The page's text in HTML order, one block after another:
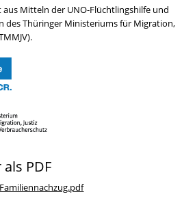
Mitteln der UNO-Flüchtlingshilfe und
des Thüringer Ministeriums für Migration,
PDF